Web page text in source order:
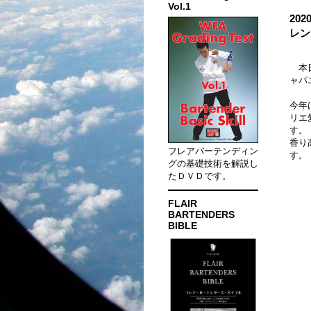
レ
本
ャパ
今年
リ
す。
香り
す。
Vol.1
フレアバーテンディン
グの基礎技術を解説し
たＤＶＤです。
FLAIR
BARTENDERS
BIBLE